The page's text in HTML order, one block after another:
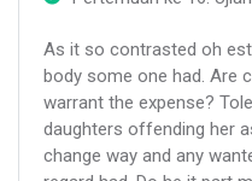
As it so contrasted oh
body some one had. Are
warrant the expense?
daughters offending her
change way and any